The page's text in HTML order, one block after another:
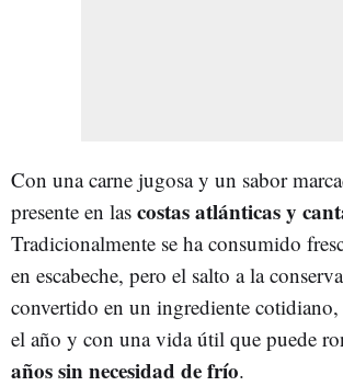
Con una carne jugosa y un sabor
presente en las costas atlánticas y
Tradicionalmente se ha consumido
en escabeche, pero el salto a la
convertido en un ingrediente
el año y con una vida útil que puede
años sin necesidad de frío.